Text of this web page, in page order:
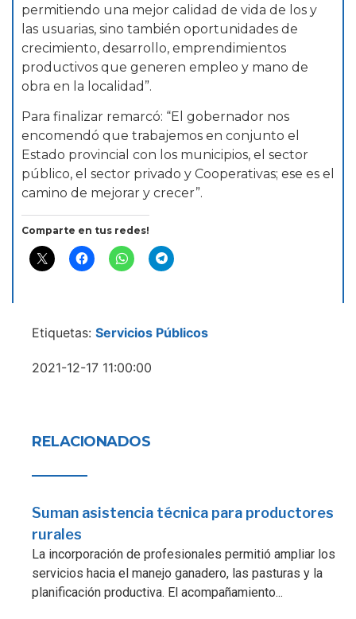
permitiendo una mejor calidad de vida de los y
las usuarias, sino también oportunidades de
crecimiento, desarrollo, emprendimientos
productivos que generen empleo y mano de
obra en la localidad”.
Para finalizar remarcó: “El gobernador nos
encomendó que trabajemos en conjunto el
Estado provincial con los municipios, el sector
público, el sector privado y Cooperativas; ese es el
camino de mejorar y crecer”.
Comparte en tus redes!
Etiquetas: Servicios Públicos
2021-12-17 11:00:00
RELACIONADOS
Suman asistencia técnica para productores
rurales
La incorporación de profesionales permitió ampliar los
servicios hacia el manejo ganadero, las pasturas y la
planificación productiva. El acompañamiento...